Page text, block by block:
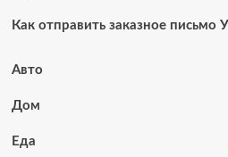
Как отправить заказное письмо
Авто
Дом
Еда